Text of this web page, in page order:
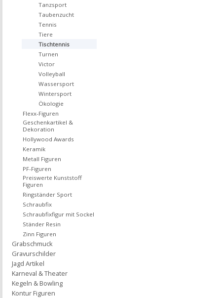
Tanzsport
Taubenzucht
Tennis
Tiere
Tischtennis
Turnen
Victor
Volleyball
Wassersport
Wintersport
Ökologie
Flexx-Figuren
Geschenkartikel &
Dekoration
Hollywood Awards
Keramik
Metall Figuren
PF-Figuren
Preiswerte Kunststoff
Figuren
Ringständer Sport
Schraubfix
Schraubfixfigur mit Sockel
Ständer Resin
Zinn Figuren
Grabschmuck
Gravurschilder
Jagd Artikel
Karneval & Theater
Kegeln & Bowling
Kontur Figuren